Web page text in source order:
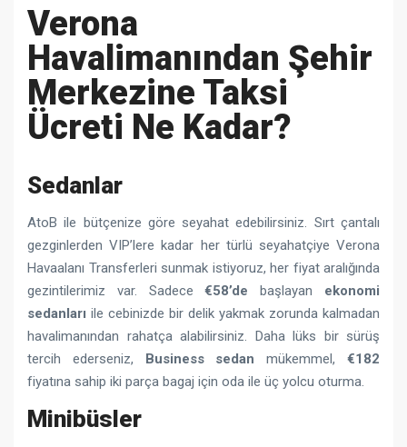
Verona
Havalimanından Şehir
Merkezine Taksi
Ücreti Ne Kadar?
Sedanlar
AtoB ile bütçenize göre seyahat edebilirsiniz. Sırt çantalı
gezginlerden VIP’lere kadar her türlü seyahatçiye Verona
Havaalanı Transferleri sunmak istiyoruz, her fiyat aralığında
gezintilerimiz var. Sadece€58’de başlayan ekonomi
sedanları ile cebinizde bir delik yakmak zorunda kalmadan
havalimanından rahatça alabilirsiniz. Daha lüks bir sürüş
tercih ederseniz, Business sedan mükemmel,€182
fiyatına sahip iki parça bagaj için oda ile üç yolcu oturma.
Minibüsler